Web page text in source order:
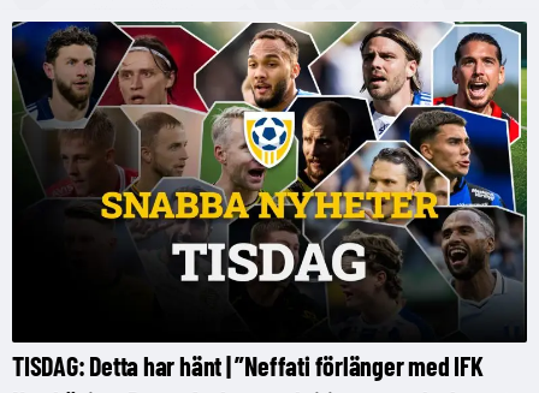
TISDAG: Detta har hänt | ”Neffati förlänger med IFK